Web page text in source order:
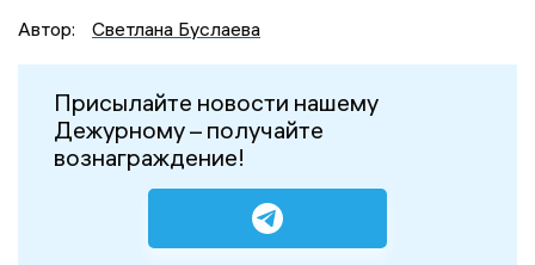
Автор:
Светлана Буслаева
Присылайте новости нашему
Дежурному – получайте
вознаграждение!